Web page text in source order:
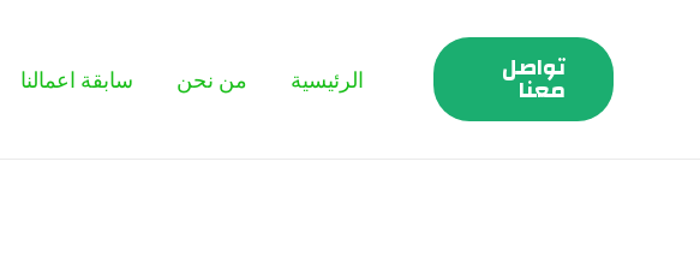
تواصل
معنا الرئيسية من نحن سابقة اعمالنا